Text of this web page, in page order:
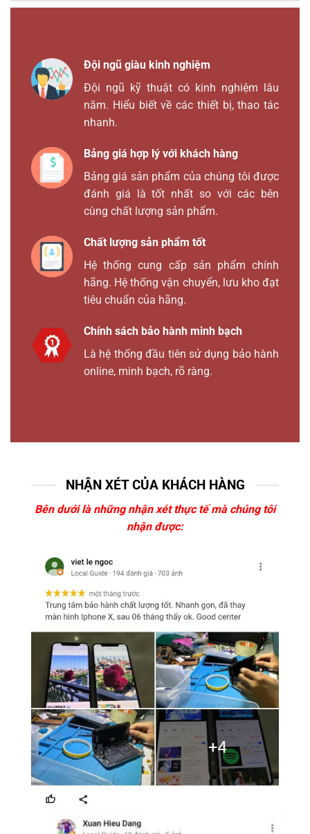
Đội ngũ giàu kinh nghiệm
Đội ngũ kỹ thuật có kinh nghiệm lâu
năm. Hiểu biết về các thiết bị, thao tác
nhanh.
Bảng giá hợp lý với khách hàng
Bảng giá sản phẩm của chúng tôi được
đánh giá là tốt nhất so với các bên
cùng chất lượng sản phẩm.
Chất lượng sản phẩm tốt
Hệ thống cung cấp sản phẩm chính
hãng. Hệ thống vận chuyển, lưu kho đạt
tiêu chuẩn của hãng.
Chính sách bảo hành minh bạch
Là hệ thống đầu tiên sử dụng bảo hành
online, minh bạch, rõ ràng.
NHẬN XÉT CỦA KHÁCH HÀNG
Bên dưới là những nhận xét thực tế mà chúng tôi
nhận được: